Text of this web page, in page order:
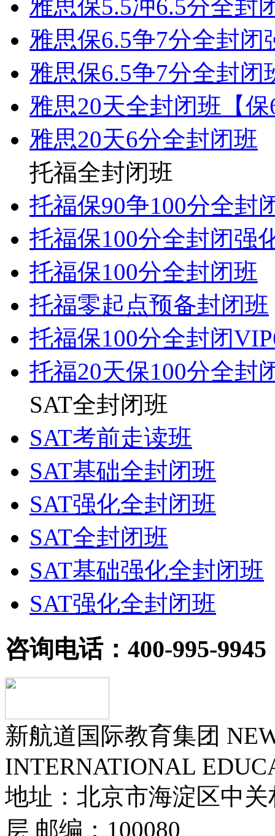
雅思保5.5冲6.5分全封
雅思保6.5争7分全封闭
雅思保6.5争7分全封闭
雅思20天全封闭班【
雅思20天6分全封闭班
托福全封闭班
托福保90争100分全封
托福保100分全封闭强
托福保100分全封闭班
托福零起点预备封闭班
托福保100分全封闭
托福20天保100分全封
SAT全封闭班
SAT考前走读班
SAT基础全封闭班
SAT强化全封闭班
SAT全封闭班
SAT基础强化全封闭班
SAT强化全封闭班
咨询电话：400-995-9945
新航道国际教育集团
INTERNATIONAL
地址：北京市海淀区中
层 邮编：100080